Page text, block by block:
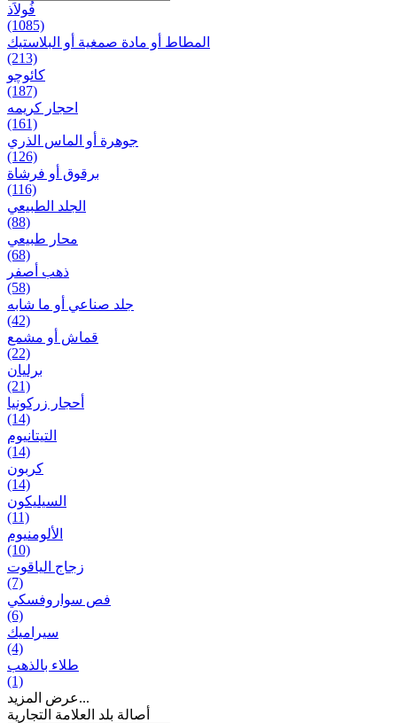
فُولاَذ
(1085)
المطاط أو مادة صمغية أو البلاستيك
(213)
کائوچو
(187)
احجار کریمه
(161)
جوهرة أو الماس الذري
(126)
برقوق أو فرشاة
(116)
الجلد الطبيعي
(88)
محار طبيعي
(68)
ذهب أصفر
(58)
جلد صناعي أو ما شابه
(42)
قماش أو مشمع
(22)
برلیان
(21)
أحجار زركونيا
(14)
التيتانيوم
(14)
كربون
(14)
السيليكون
(11)
الألومنيوم
(10)
زجاج الياقوت
(7)
فص سواروفسكي
(6)
سيراميك
(4)
طلاء بالذهب
(1)
عرض المزيد...
أصالة بلد العلامة التجارية